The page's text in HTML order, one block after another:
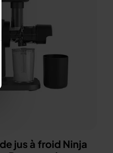
jus à froid Ninja